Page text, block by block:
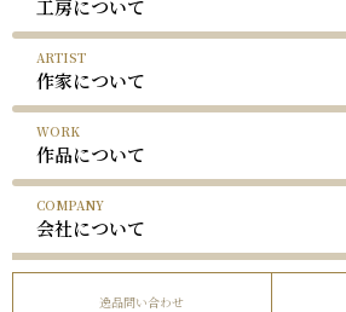
工房について
ARTIST
作家について
黒木国昭について
谷口榮について
略歴
受賞歴
WORK
作品について
黒木国昭の作品
谷口榮の作品
COMPANY
会社について
逸品問い合わせ